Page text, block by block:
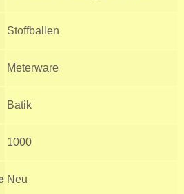
Stoffballen
Meterware
Batik
1000
Neu